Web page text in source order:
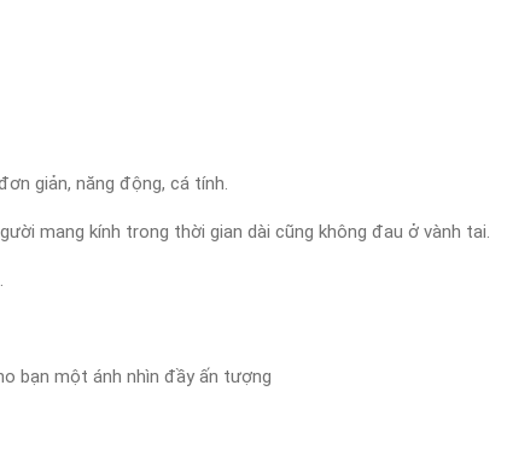
giản, năng động, cá tính.
mang kính trong thời gian dài cũng không đau ở vành tai.
bạn một ánh nhìn đầy ấn tượng